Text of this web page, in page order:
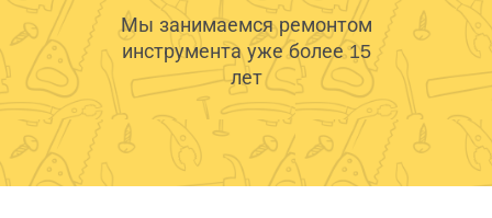
Мы занимаемся ремонтом
инструмента уже более 15
лет